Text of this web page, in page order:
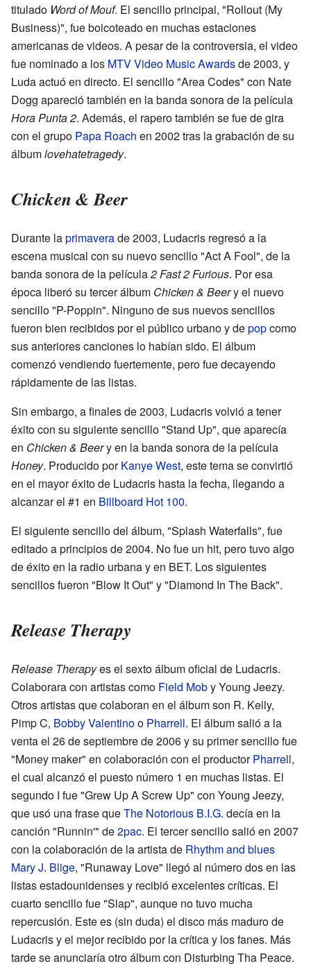
titulado Word of Mouf. El sencillo principal, "Rollout (My
Business)", fue boicoteado en muchas estaciones
americanas de videos. A pesar de la controversia, el video
fue nominado a los MTV Video Music Awardsde 2003, y
Luda actuó en directo. El sencillo "Area Codes" con Nate
Dogg apareció también en la banda sonora de la película
Hora Punta 2. Además, el rapero también se fue de gira
con el grupo Papa Roach en 2002 tras la grabación de su
álbumlovehatetragedy.
Chicken & Beer
Durante laprimaverade 2003, Ludacris regresó a la
escena musical con su nuevo sencillo "Act A Fool", de la
banda sonora de la película2 Fast 2 Furious. Por esa
época liberó su tercer álbum Chicken & Beery el nuevo
sencillo "P-Poppin". Ninguno de sus nuevos sencillos
fueron bien recibidos por el público urbano y depopcomo
sus anteriores canciones lo habían sido. El álbum
comenzó vendiendo fuertemente, pero fue decayendo
rápidamente de las listas.
Sin embargo, a finales de 2003, Ludacris volvió a tener
éxito con su siguiente sencillo "Stand Up", que aparecía
en Chicken & Beery en la banda sonora de la película
Honey. Producido porKanye West, este tema se convirtió
en el mayor éxito de Ludacris hasta la fecha, llegando a
alcanzar el #1 en Billboard Hot 100.
El siguiente sencillo del álbum, "Splash Waterfalls", fue
editado a principios de 2004. No fue un hit, pero tuvo algo
de éxito en la radio urbana y en BET. Los siguientes
sencillos fueron "Blow It Out" y "Diamond In The Back".
Release Therapy
Release Therapyes el sexto álbum oficial de Ludacris.
Colaborara con artistas como Field Moby Young Jeezy.
Otros artistas que colaboran en el álbum son R. Kelly,
Pimp C, Bobby Valentinoo Pharrell. El álbum salió a la
venta el 26 de septiembre de 2006 y su primer sencillo fue
"Money maker" en colaboración con el productorPharrell,
el cual alcanzó el puesto número 1 en muchas listas. El
segundo I fue "Grew Up A Screw Up" con Young Jeezy,
que usó una frase queThe Notorious B.I.G. decía en la
canción "Runnin'" de2pac. El tercer sencillo salió en 2007
con la colaboración de la artista de Rhythm and blues
Mary J. Blige, "Runaway Love" llegó al número dos en las
listas estadounidenses y recibió excelentes críticas. El
cuarto sencillo fue "Slap", aunque no tuvo mucha
repercusión. Este es (sin duda) el disco más maduro de
Ludacris y el mejor recibido por la crítica y los fanes. Más
tarde se anunciaría otro álbum con Disturbing Tha Peace.